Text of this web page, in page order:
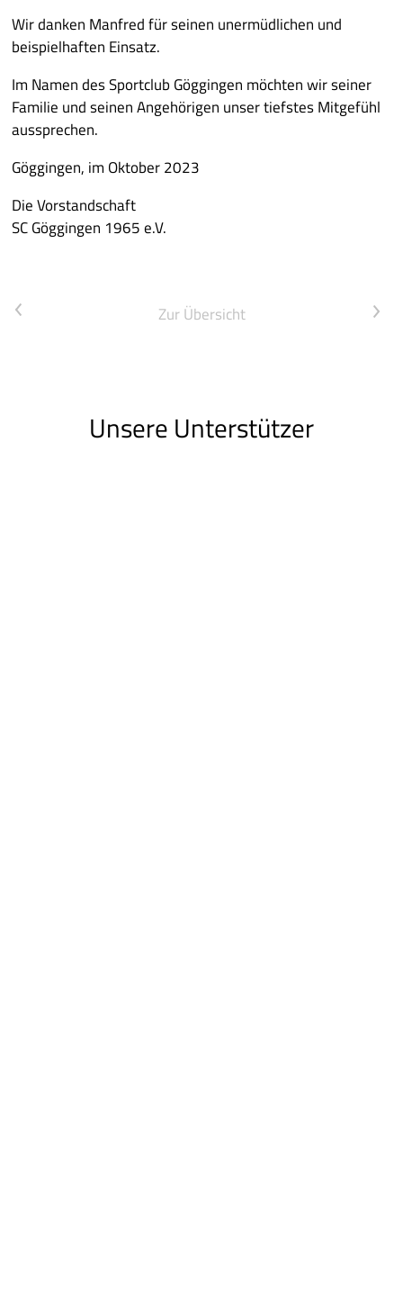
Wir danken Manfred für seinen unermüdlichen und
beispielhaften Einsatz.
Im Namen des Sportclub Göggingen möchten wir seiner
Familie und seinen Angehörigen unser tiefstes Mitgefühl
aussprechen.
Göggingen, im Oktober 2023
Die Vorstandschaft
SC Göggingen 1965 e.V.
< Zur Übersicht >
Unsere Unterstützer